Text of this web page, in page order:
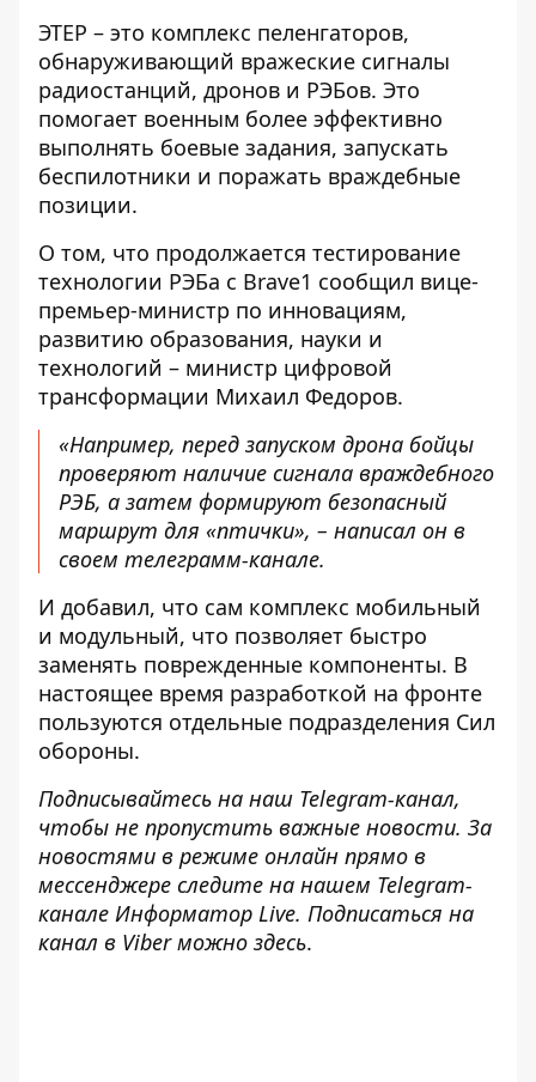
ЭТЕР – это комплекс пеленгаторов,
обнаруживающий вражеские сигналы
радиостанций, дронов и РЭБов. Это
помогает военным более эффективно
выполнять боевые задания, запускать
беспилотники и поражать враждебные
позиции.
О том, что продолжается тестирование
технологии РЭБа с Brave1 сообщил вице-
премьер-министр по инновациям,
развитию образования, науки и
технологий – министр цифровой
трансформации Михаил Федоров.
«Например, перед запуском дрона бойцы
проверяют наличие сигнала враждебного
РЭБ, а затем формируют безопасный
маршрут для «птички», – написал он в
своем телеграмм-канале.
И добавил, что сам комплекс мобильный
и модульный, что позволяет быстро
заменять поврежденные компоненты. В
настоящее время разработкой на фронте
пользуются отдельные подразделения Сил
обороны.
Подписывайтесь на наш Telegram-канал,
чтобы не пропустить важные новости. За
новостями в режиме онлайн прямо в
мессенджере следите на нашем Telegram-
канале Информатор Live. Подписаться на
канал в Viber можно здесь.